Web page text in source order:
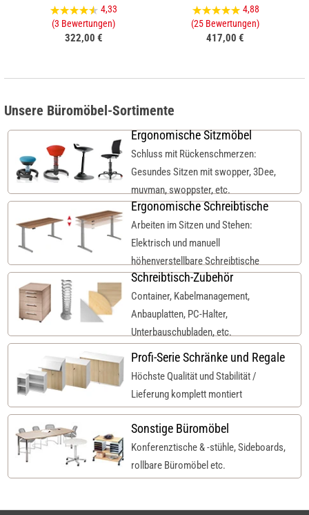
4,33
(3 Bewertungen)
322,00 €
4,88
(25 Bewertungen)
417,00 €
Unsere Büromöbel-Sortimente
Ergonomische Sitzmöbel
Schluss mit Rückenschmerzen:
Gesundes Sitzen mit swopper, 3Dee,
muvman, swoppster, etc.
Ergonomische Schreibtische
Arbeiten im Sitzen und Stehen:
Elektrisch und manuell
höhenverstellbare Schreibtische
Schreibtisch-Zubehör
Container, Kabelmanagement,
Anbauplatten, PC-Halter,
Unterbauschubladen, etc.
Profi-Serie Schränke und Regale
Höchste Qualität und Stabilität /
Lieferung komplett montiert
Sonstige Büromöbel
Konferenztische & -stühle, Sideboards,
rollbare Büromöbel etc.